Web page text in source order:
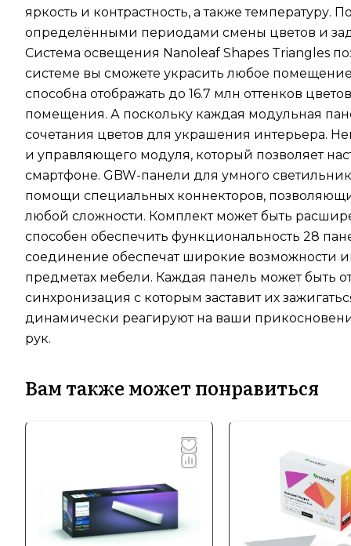
яркость и контрастность, а также
определёнными периодами смены цветов и
Система освещения Nanoleaf Shapes Triangles
системе вы сможете украсить любое
способна отображать до 16.7 млн оттенков
помещения. А поскольку каждая модульная
сочетания цветов для украшения интерьера.
и управляющего модуля, который позволяет
смартфоне. GBW-панели для умного
помощи специальных коннекторов,
любой сложности. Комплект может быть
способен обеспечить функциональность 28
соединение обеспечат широкие возможности
предметах мебели. Каждая панель может
синхронизация с которым заставит их
динамически реагируют на ваши
рук.
Вам также может понравиться